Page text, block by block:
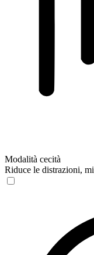
Modalità cecità
Riduce le distrazioni,